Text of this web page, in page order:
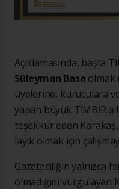
Açıklamasında, başta
Süleyman Basa olmak
üyelerine, kuruculara
yapan büyük TİMBİR
teşekkür eden
layık olmak için
Gazeteciliğin yalnızca
olmadığını